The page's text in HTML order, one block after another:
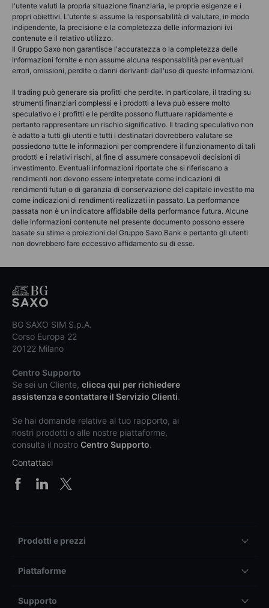
l'utente valuti la propria situazione finanziaria, le proprie esigenze e i
propri obiettivi. L'utente si assume la responsabilità di valutare, in modo
indipendente, la precisione e la completezza delle informazioni ivi
contenute e il relativo utilizzo.
Il Gruppo Saxo non garantisce l'accuratezza o la completezza delle
informazioni fornite e non assume alcuna responsabilità per eventuali
errori, omissioni, perdite o danni derivanti dall'uso di queste informazioni.
Il trading può generare sia profitti che perdite. In particolare, il trading su
strumenti finanziari complessi e i prodotti a leva può essere molto
speculativo e i profitti e le perdite possono fluttuare rapidamente e
pertanto rappresentare un rischio significativo. Il trading speculativo non
è adatto a tutti gli utenti e tutti i destinatari dovrebbero valutare se
possiedono tutte le informazioni per comprendere il funzionamento di tali
prodotti e i relativi rischi, al fine di assumere consapevoli decisioni di
investimento. Eventuali informazioni riportate che si riferiscano a
rendimenti non devono essere interpretate come indicazioni di
rendimenti futuri o di garanzia di conservazione del capitale investito ma
come indicazioni di rendimenti realizzati in passato. La performance
passata non è un indicatore affidabile della performance futura. Alcune
delle informazioni contenute nel presente documento possono essere
basate su stime e proiezioni del Gruppo Saxo Bank e pertanto gli utenti
non dovrebbero fare eccessivo affidamento su di esse.
BG SAXO SIM S.p.A.
Corso Europa 22
20122 Milano
Centro Supporto
Se sei un Cliente, clicca qui per richiedere
assistenza e contattare il Servizio Clienti.
Se hai domande relative al tuo rapporto, ai
nostri prodotti o alle nostre piattaforme,
consulta il nostro Centro Supporto.
Contattaci
Prodotti e prezzi
Piattaforme
Supporto